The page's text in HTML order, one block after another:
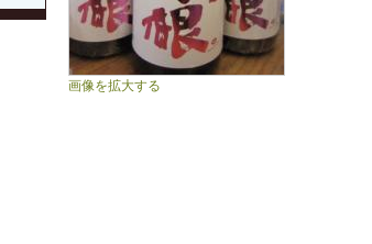
画像を拡大する